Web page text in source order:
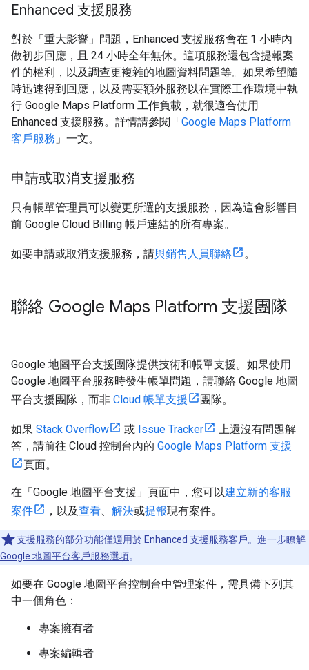
Enhanced 支援服務
對於「重大影響」問題，Enhanced 支援服務會在 1 小時內
做初步回應，且 24 小時全年無休。這項服務還包含提報案
件的權利，以及調查更複雜的地圖資料問題等。如果希望隨
時迅速得到回應，以及需要額外服務以在實際工作環境中執
行 Google Maps Platform 工作負載，就很適合使用
Enhanced 支援服務。詳情請參閱「Google Maps Platform
客戶服務 」一文。
申請或取消支援服務
只有帳單管理員可以變更所選的支援服務，因為這會影響目
前 Google Cloud Billing 帳戶連結的所有專案。
如要申請或取消支援服務，請與銷售人員聯絡 。
聯絡 Google Maps Platform 支援團隊
Google 地圖平台支援團隊提供技術和帳單支援。如果使用
Google 地圖平台服務時發生帳單問題，請聯絡 Google 地圖
平台支援團隊，而非 Cloud 帳單支援 團隊。
如果 Stack Overflow 或 Issue Tracker
上還沒有問題解
答，請前往 Cloud 控制台內的 Google Maps Platform 支援
頁面。
在「Google 地圖平台支援」頁面中，您可以建立新的客服
案件
，以及查看 解決或提報現有案件。
支援服務的部分功能僅適用於 Enhanced 支援服務客戶。進一步瞭解
Google 地圖平台客戶服務選項。
如要在 Google 地圖平台控制台中管理案件，需具備下列其
中一個角色：
專案擁有者
專案編輯者